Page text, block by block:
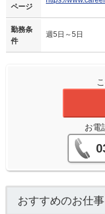
ページ
勤務条
件
週5日～5日
お電
おすすめのお仕事